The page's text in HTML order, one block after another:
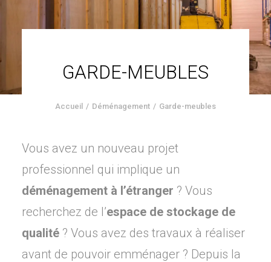
Accueil Déménagement Garde-meubles
GARDE-MEUBLES
Vous avez un nouveau projet
professionnel qui implique un
déménagement à l’étranger ? Vous
recherchez de l’espace de stockage de
qualité ? Vous avez des travaux à réaliser
avant de pouvoir emménager ? Depuis la